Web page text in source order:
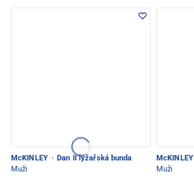
McKINLEY · Dan II lyžařská bunda
Muži
McKINLEY
Muži